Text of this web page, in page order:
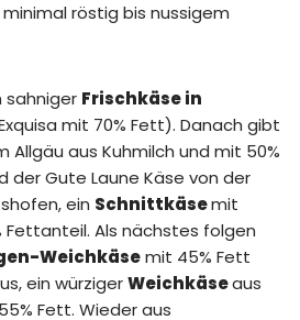
röstig bis nussigem
sahniger Frischkäse in
mit 70% Fett). Danach gibt
Allgäu aus Kuhmilch und mit 50%
der Gute Laune Käse von der
ein Schnittkäsemit
Fettanteil. Als nächstes folgen
Weichkäsemit 45% Fett
ein würzigerWeichkäseaus
Fett. Wieder aus